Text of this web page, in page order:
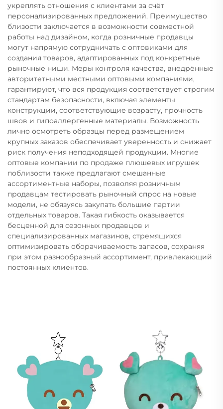
укреплять отношения с клиентами за счёт
персонализированных предложений. Преимущество
близости заключается в возможности совместной
работы над дизайном, когда розничные продавцы
могут напрямую сотрудничать с оптовиками для
создания товаров, адаптированных под конкретные
рыночные ниши. Меры контроля качества, внедрённые
авторитетными местными оптовыми компаниями,
гарантируют, что вся продукция соответствует строгим
стандартам безопасности, включая элементы
конструкции, соответствующие возрасту, прочность
швов и гипоаллергенные материалы. Возможность
лично осмотреть образцы перед размещением
крупных заказов обеспечивает уверенность и снижает
риск получения неподходящей продукции. Многие
оптовые компании по продаже плюшевых игрушек
поблизости также предлагают смешанные
ассортиментные наборы, позволяя розничным
продавцам тестировать рыночный спрос на новые
модели, не обязуясь закупать большие партии
отдельных товаров. Такая гибкость оказывается
бесценной для сезонных продавцов и
специализированных магазинов, стремящихся
оптимизировать оборачиваемость запасов, сохраняя
при этом разнообразный ассортимент, привлекающий
постоянных клиентов.